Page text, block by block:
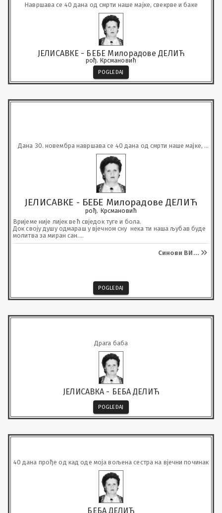
Навршава се 40 дана од смрти наше мајке, свекрве и баке
ЈЕЛИСАВКЕ - БЕБЕ Милорадове ДЕЛИЋ
рођ. Крсмановић
POGLEDAJ
Дана 30. новембра навршава се 40 дана од смрти наше мајке,
баке, прабаке, свекрве, сестре, стрине и ујне
ЈЕЛИСАВКЕ - БЕБЕ Милорадове ДЕЛИЋ
рођ. Крсмановић
Вријеме није лијек већ свједок туге и бола.
Док своју душу одмараш у вјечном сну  нека ти наша љубав буде
молитва за миран сан.
Овим путем обавјештавамо родбину, кумове и пријатеље да
ћемо тога дана, у 10 часова, посјетити њену вјечну кућу и залити
Синови ВИ ...
POGLEDAJ
Драга баба
ЈЕЛИСАВКА - БЕБА ДЕЛИЋ
POGLEDAJ
40 дана прође од кад оде моја вољена сестра на вјечни починак
БЕБА ДЕЛИЋ